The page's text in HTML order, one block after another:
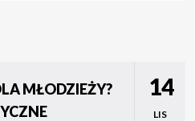
MŁODZIEŻY?
14
LIS